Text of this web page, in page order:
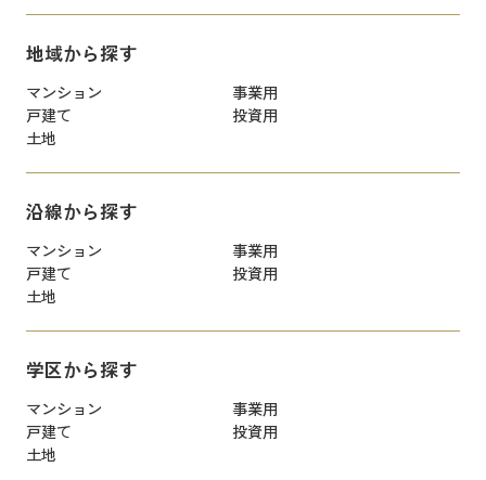
地域から探す
マンション
事業用
戸建て
投資用
土地
沿線から探す
マンション
事業用
戸建て
投資用
土地
学区から探す
マンション
事業用
戸建て
投資用
土地